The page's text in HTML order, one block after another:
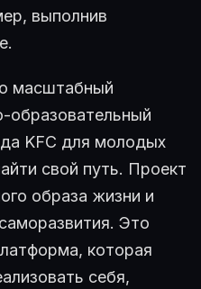
выполнив
масштабный
образовательный
KFC для молодых
свой путь. Проект
образа жизни и
Это
которая
себя,